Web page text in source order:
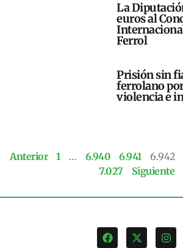
La
euros al
Ferrol
Prisión sin
ferrolano
violencia e
Anterior 1 … 6.940 6.941 6.942
7.027
Siguiente